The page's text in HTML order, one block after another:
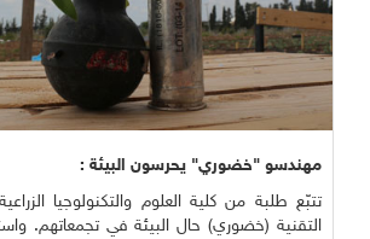
مهندسو "خضوري" يحرسون البيئة :
تتبّع طلبة من كلية العلوم والتكنولوجيا
التقنية (خضوري) حال البيئة في تجمعاتهم.